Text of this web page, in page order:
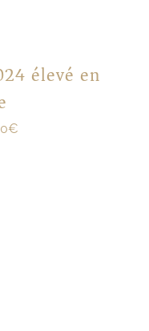
élevé en
€